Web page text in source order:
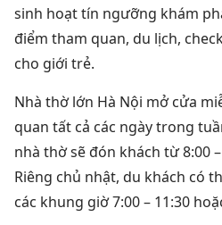
sinh hoạt tín ngưỡng khám
điểm tham quan, du lịch,
cho giới trẻ.
Nhà thờ lớn Hà Nội mở cửa
quan tất cả các ngày trong
nhà thờ sẽ đón khách từ 8:00 –
Riêng chủ nhật, du khách có
các khung giờ 7:00 – 11:30